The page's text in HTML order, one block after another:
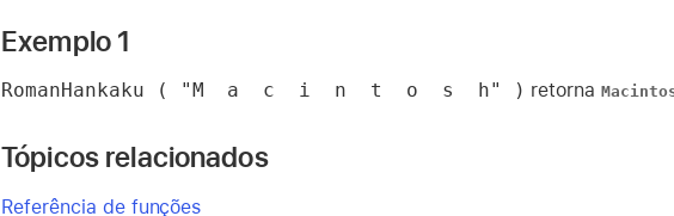
Exemplo 1
RomanHankaku ( "M  a  c  i  n  t  o  s  h" ) retorna
Tópicos relacionados
Referência de funções